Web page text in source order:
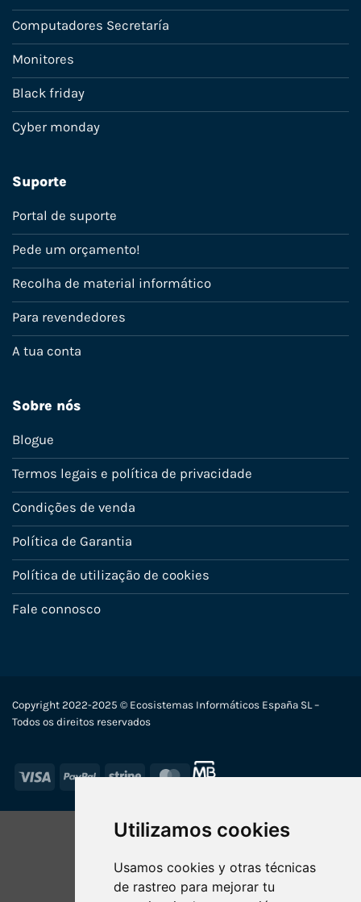
Utilizamos cookies
Usamos cookies y otras técnicas
de rastreo para mejorar tu
Computadores Secretaría
Monitores
Black friday
Cyber monday
Suporte
Portal de suporte
Pede um orçamento!
Recolha de material informático
Para revendedores
A tua conta
Sobre nós
Blogue
Termos legais e política de privacidade
Condições de venda
Política de Garantia
Política de utilização de cookies
Fale connosco
Copyright 2022-2025 © Ecosistemas Informáticos España SL –
Todos os direitos reservados
Visa PayPal Stripe MasterCard